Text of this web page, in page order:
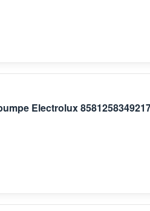
Electrolux